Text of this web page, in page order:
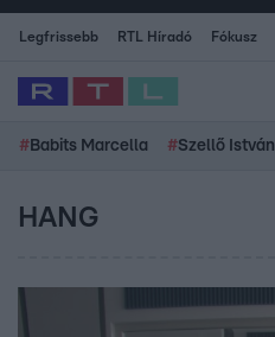
Legfrissebb RTL Híradó Fókusz
# Babits Marcella #Szellő István
HANG